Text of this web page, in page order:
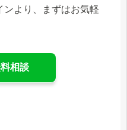
ンより、まずはお気軽
相談